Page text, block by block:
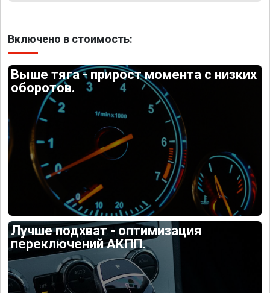
Включено в стоимость:
Выше тяга - прирост момента с низких
оборотов.
Лучше подхват - оптимизация
переключений АКПП.